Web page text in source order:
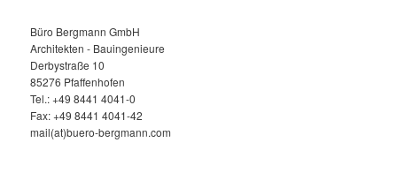
Büro Bergmann GmbH
Architekten - Bauingenieure
Derbystraße 10
85276 Pfaffenhofen
Tel.: +49 8441 4041-0
Fax: +49 8441 4041-42
mail(at)buero-bergmann.com